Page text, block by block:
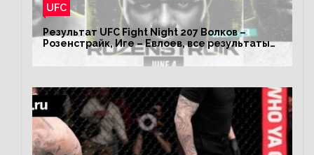
UFC
Результат UFC Fight Night 207 Волков –
Розенстрайк, Иге – Евлоев, все результаты
турнира ЮФС ФН 207